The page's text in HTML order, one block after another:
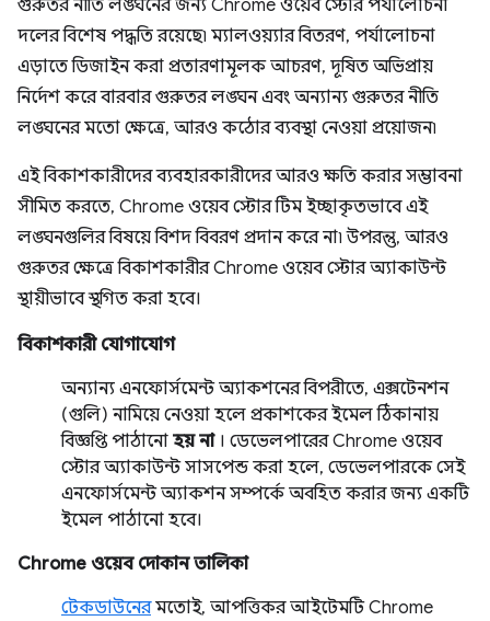
গুরুতর নীতি লঙ্ঘনের জন্য Chrome ওয়েব স্টোর পর্যালোচনা
দলের বিশেষ পদ্ধতি রয়েছে৷ ম্যালওয়্যার বিতরণ, পর্যালোচনা
এড়াতে ডিজাইন করা প্রতারণামূলক আচরণ, দূষিত অভিপ্রায়
নির্দেশ করে বারবার গুরুতর লঙ্ঘন এবং অন্যান্য গুরুতর নীতি
লঙ্ঘনের মতো ক্ষেত্রে, আরও কঠোর ব্যবস্থা নেওয়া প্রয়োজন৷
এই বিকাশকারীদের ব্যবহারকারীদের আরও ক্ষতি করার সম্ভাবনা
সীমিত করতে, Chrome ওয়েব স্টোর টিম ইচ্ছাকৃতভাবে এই
লঙ্ঘনগুলির বিষয়ে বিশদ বিবরণ প্রদান করে না৷ উপরন্তু, আরও
গুরুতর ক্ষেত্রে বিকাশকারীর Chrome ওয়েব স্টোর অ্যাকাউন্ট
স্থায়ীভাবে স্থগিত করা হবে।
বিকাশকারী যোগাযোগ
অন্যান্য এনফোর্সমেন্ট অ্যাকশনের বিপরীতে, এক্সটেনশন
(গুলি) নামিয়ে নেওয়া হলে প্রকাশকের ইমেল ঠিকানায়
বিজ্ঞপ্তি পাঠানো হয় না। ডেভেলপারের Chrome ওয়েব
স্টোর অ্যাকাউন্ট সাসপেন্ড করা হলে, ডেভেলপারকে সেই
এনফোর্সমেন্ট অ্যাকশন সম্পর্কে অবহিত করার জন্য একটি
ইমেল পাঠানো হবে।
Chrome ওয়েব দোকান তালিকা
টেকডাউনেরমতোই, আপত্তিকর আইটেমটি Chrome